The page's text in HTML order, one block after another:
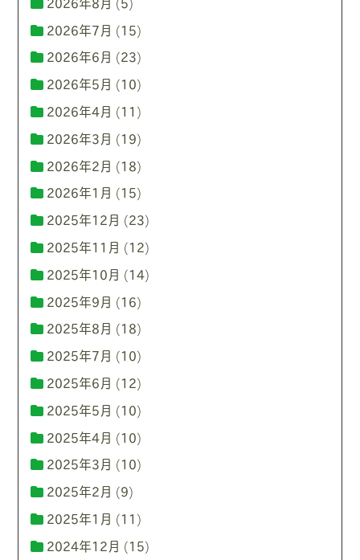
2026年7月 (15)
2026年6月 (23)
2026年5月 (10)
2026年4月 (11)
2026年3月 (19)
2026年2月 (18)
2026年1月 (15)
2025年12月 (23)
2025年11月 (12)
2025年10月 (14)
2025年9月 (16)
2025年8月 (18)
2025年7月 (10)
2025年6月 (12)
2025年5月 (10)
2025年4月 (10)
2025年3月 (10)
2025年2月 (9)
2025年1月 (11)
2024年12月 (15)